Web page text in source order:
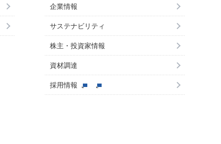
企業情報
サステナビリティ
株主・投資家情報
資材調達
採用情報